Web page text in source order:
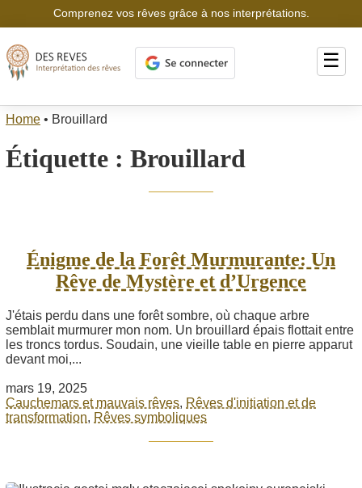
Comprenez vos rêves grâce à nos interprétations.
☰
Home • Brouillard
Étiquette : Brouillard
Énigme de la Forêt Murmurante: Un
Rêve de Mystère et d’Urgence
J'étais perdu dans une forêt sombre, où chaque arbre
semblait murmurer mon nom. Un brouillard épais flottait entre
les troncs tordus. Soudain, une vieille table en pierre apparut
devant moi,...
mars 19, 2025
Cauchemars et mauvais rêves, Rêves d'initiation et de
transformation, Rêves symboliques